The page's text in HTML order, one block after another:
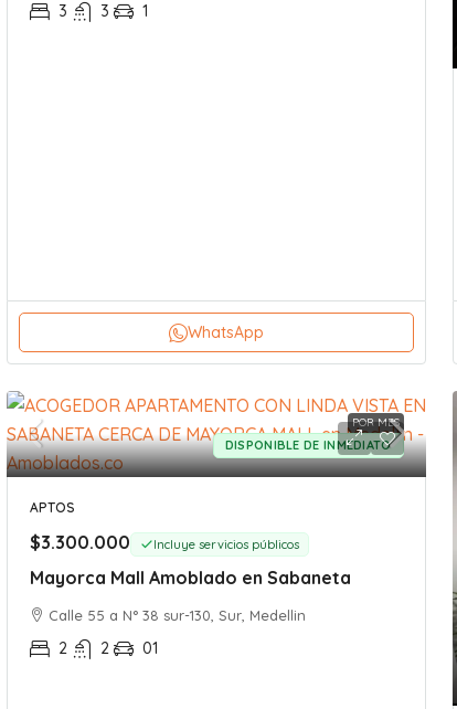
3 3 1
WhatsApp
POR MES
DISPONIBLE DE INMEDIATO
APTOS
$3.300.000 Incluye servicios públicos
Mayorca Mall Amoblado en Sabaneta
Calle 55 a N° 38 sur-130, Sur, Medellin
2 2 01